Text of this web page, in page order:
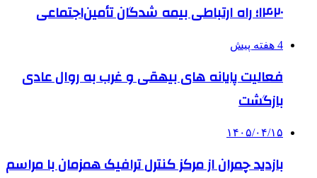
۱۴۲۰؛ راه ارتباطی بیمه شدگان تأمین‌اجتماعی
4 هفته پیش
فعالیت پایانه های بیهقی و غرب به روال عادی
بازگشت
۱۴۰۵/۰۴/۱۵
بازدید چمران از مرکز کنترل ترافیک همزمان با مراسم